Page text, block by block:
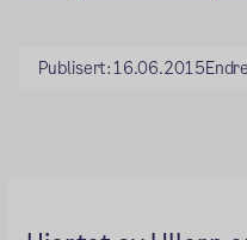
Publisert:16.06.2015